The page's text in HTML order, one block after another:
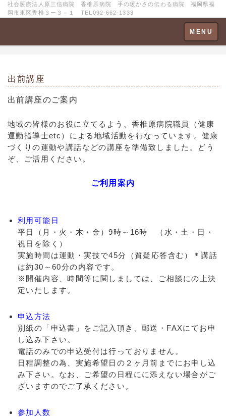
社会医療法人原三信病院 香椎原病院 手の暖かさの伝わる病院 福岡県福
岡市東区香椎３ー３－１ TEL092-662-1333
Toggle
navigation
MENU
出前講座
出前講座のご案内
地域の皆様のお役に立てるよう、香椎原病院職員（健康
運動指導士etc）による地域活動を行なっています。健康
づくりの運動や講話などの講座を準備致しました。どう
ぞ、ご活用ください。
ご利用案内
利用可能日
平日（月・火・木・金）9時～16時 （水・土・日・
祝日を除く）
実施時間は運動・実技で45分（質疑応答含む）＊講話
は約30～60分の内容です。
※開催内容、時間等に関しましては、ご相談にの上決
定いたします。
申込方法
別紙の「申込書」をご記入頂き、郵送・FAXにてお申
し込み下さい。
電話のみでの申込受付は行っておりません。
日程調整の為、実施希望日の２ヶ月前までにお申し込
み下さい。なお、ご希望の日程にに添えない場合がご
ざいますのでご了承ください。
参加人数